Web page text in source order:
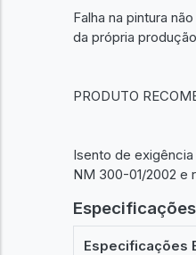
Falha na pintura
da própria
PRODUTO
Isento de
NM 300-01/2002 e
Especificações
Especificações